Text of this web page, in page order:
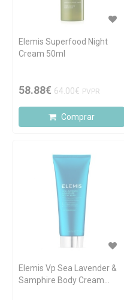
Elemis Superfood Night
Cream 50ml
58.88€ 64.00€ PVPR
Comprar
Elemis Vp Sea Lavender &
Samphire Body Cream